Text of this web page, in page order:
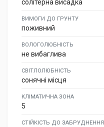
солітерна висадка
ВИМОГИ ДО ГРУНТУ
поживний
ВОЛОГОЛЮБНІСТЬ
не вибаглива
СВІТЛОЛЮБНІСТЬ
сонячні місця
КЛІМАТИЧНА ЗОНА
5
СТІЙКІСТЬ ДО ЗАБРУДНЕННЯ